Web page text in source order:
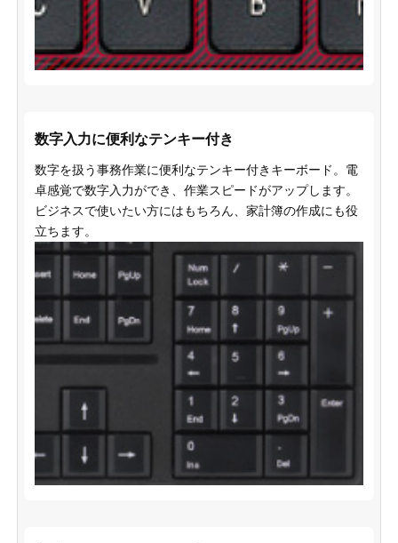
数字入力に便利なテンキー付き
数字を扱う事務作業に便利なテンキー付きキーボード。電
卓感覚で数字入力ができ、作業スピードがアップします。
ビジネスで使いたい方にはもちろん、家計簿の作成にも役
立ちます。